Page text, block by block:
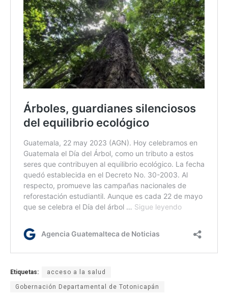
Etiquetas: acceso a la salud
Gobernación Departamental de Totonicapán